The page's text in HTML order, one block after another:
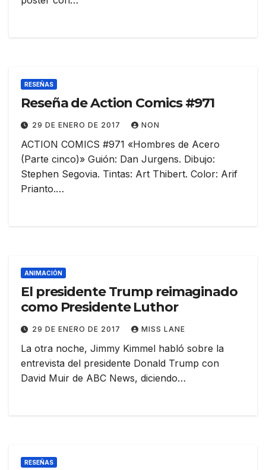
RESEÑAS
Reseña de Action Comics #971
29 DE ENERO DE 2017 NON
ACTION COMICS #971 «Hombres de Acero
(Parte cinco)» Guión: Dan Jurgens. Dibujo:
Stephen Segovia. Tintas: Art Thibert. Color: Arif
Prianto.…
ANIMACIÓN
El presidente Trump reimaginado
como Presidente Luthor
29 DE ENERO DE 2017 MISS LANE
La otra noche, Jimmy Kimmel habló sobre la
entrevista del presidente Donald Trump con
David Muir de ABC News, diciendo…
RESEÑAS